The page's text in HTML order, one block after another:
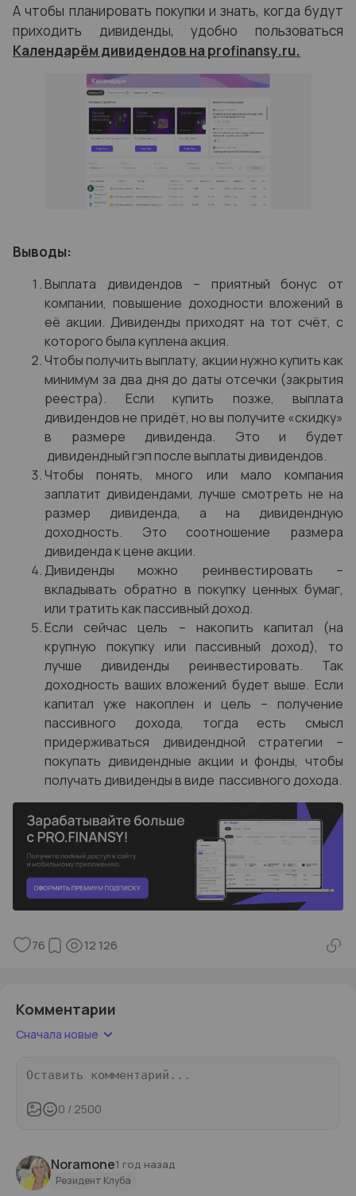
А чтобы планировать покупки и знать, когда будут
приходить дивиденды, удобно пользоваться
Календарём дивидендов на profinansy.ru.
Выводы:
Выплата дивидендов – приятный бонус от
компании, повышение доходности вложений в
её акции. Дивиденды приходят на тот счёт, с
которого была куплена акция.
Чтобы получить выплату, акции нужно купить как
минимум за два дня до даты отсечки (закрытия
реестра). Если купить позже, выплата
дивидендов не придёт, но вы получите «скидку»
в размере дивиденда. Это и будет
дивидендный гэп после выплаты дивидендов.
Чтобы понять, много или мало компания
заплатит дивидендами, лучше смотреть не на
размер дивиденда, а на дивидендную
доходность. Это соотношение размера
дивиденда к цене акции.
Дивиденды можно реинвестировать –
вкладывать обратно в покупку ценных бумаг,
или тратить как пассивный доход.
Если сейчас цель – накопить капитал (на
крупную покупку или пассивный доход), то
лучше дивиденды реинвестировать. Так
доходность ваших вложений будет выше. Если
капитал уже накоплен и цель – получение
пассивного дохода, тогда есть смысл
придерживаться дивидендной стратегии –
покупать дивидендные акции и фонды, чтобы
получать дивиденды в виде пассивного дохода.
76 12 126
Комментарии
Сначала новые
0 / 2500
Noramone1 год назад
Резидент Клуба